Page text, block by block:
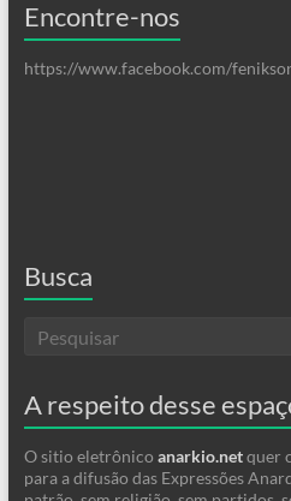
Encontre-nos
https://www.facebook.com/
Busca
A respeito desse
O sitio eletrônico anarkio.netquer
para a difusão das Expressões